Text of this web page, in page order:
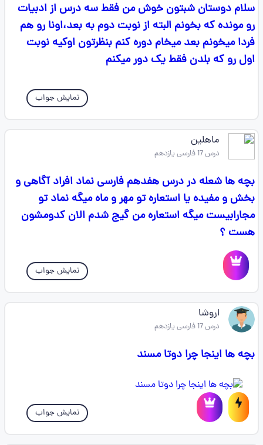
سلام دوستان شبتون خوش من فقط سه درس از ادبیات
رو مونده که بخونم البته از نوبت دوم به بعد،اونا رو هم
فردا میخونم بعد میخام دوره کنم بنظرتون اوکیه نوبت
اول رو که بلدن فقط یک دور میکنم
نمایش جواب
ماهلین
درس 17 فارسی یازدهم
بچه ها شعله در درس هفدهم فارسی نماد افراد آگاهی و
بخش و مفیده یا استعاره تو مهر و ماه میگه نماد تو
مجارابیست میگه استعاره من گیج شدم الان کدومشون
هست ؟
نمایش جواب
اروشا
درس 17 فارسی یازدهم
بچه ها اینجا چرا دوتا مسند
نمایش جواب